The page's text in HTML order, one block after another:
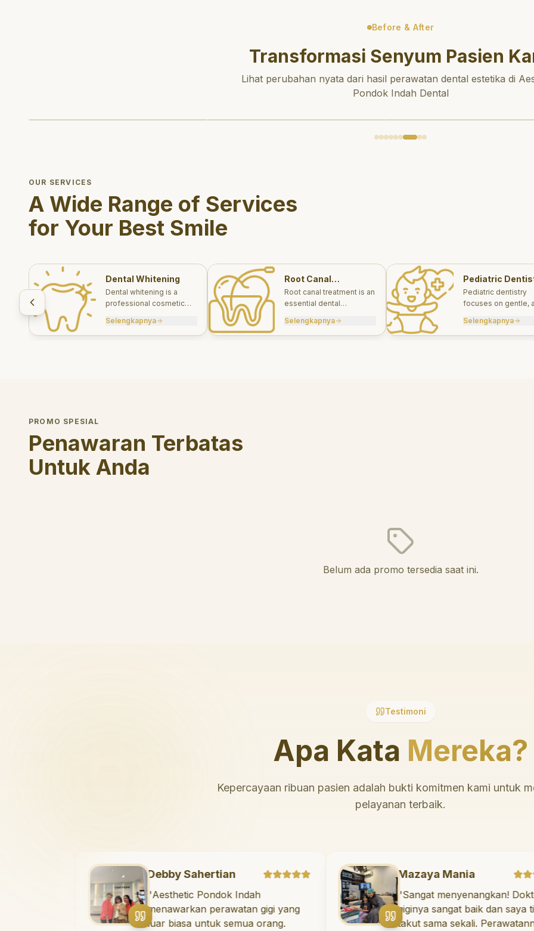
Before & After
Transformasi Senyum Pasien
Lihat perubahan nyata dari hasil perawatan dental estetika di
Pondok Indah Dental
OUR SERVICES
A Wide Range of Services
for Your Best Smile
Dental Whitening
Dental whitening is a
professional cosmetic
brighten your smile safely
and effectively.
Selengkapnya
Root Canal
Treatments
Root canal treatment is an
essential dental
save a tooth that has
been severely damaged
Selengkapnya
Pediatric
Pediatric dentistry
focuses on gentle,
for infants, children,
teens.
Selengkapnya
PROMO SPESIAL
Penawaran Terbatas
Untuk Anda
Belum ada promo tersedia saat ini.
Testimoni
Apa Kata Mereka?
Kepercayaan ribuan pasien adalah bukti komitmen kami untuk
pelayanan terbaik.
Dokter gigi tidak
Debby Sahertian
"Aesthetic Pondok Indah
menawarkan perawatan gigi yang
luar biasa untuk semua orang.
Mazaya Mania
"Sangat
giginya sangat baik
takut sama sekali.